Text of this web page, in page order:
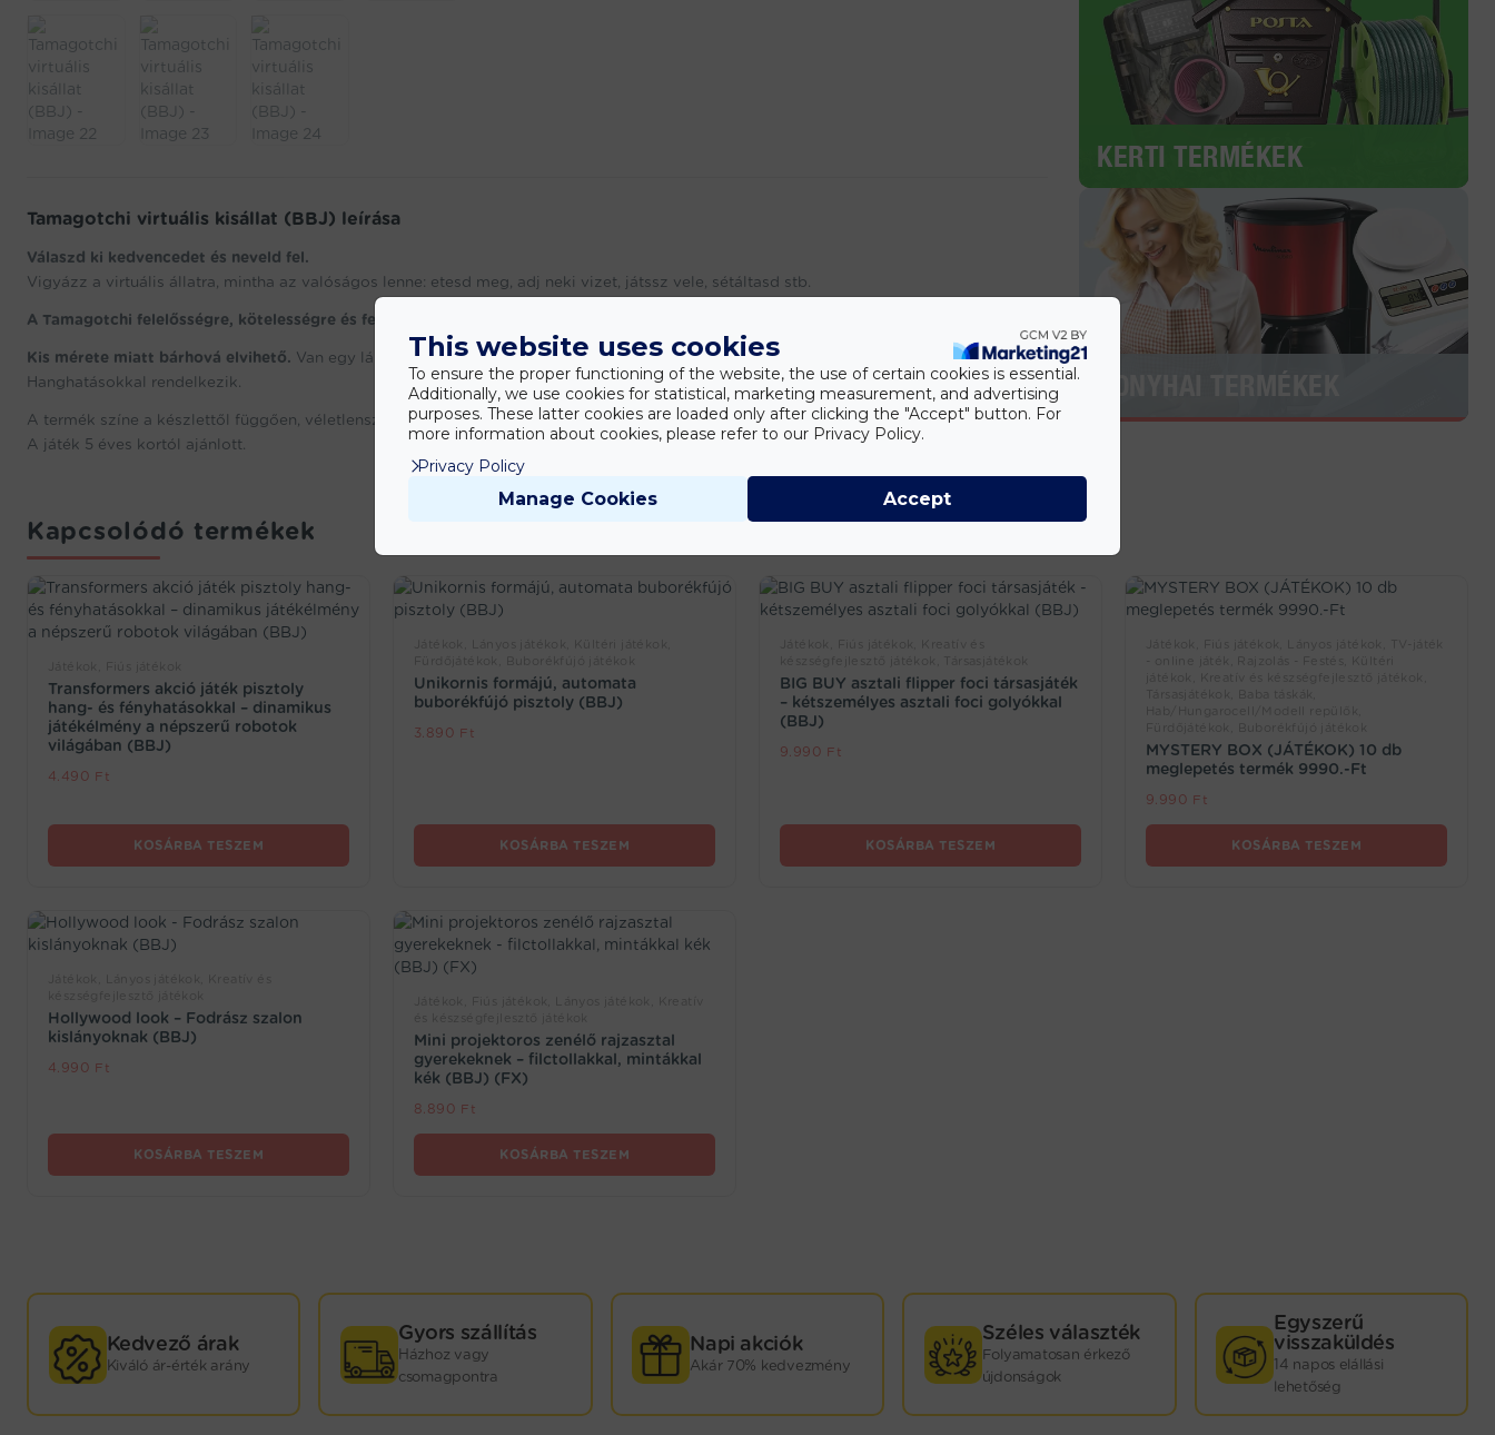
Tamagotchi virtuális kisállat (BBJ) leírása
Válaszd ki kedvencedet és neveld fel.
Vigyázz a virtuális állatra, mintha az valóságos lenne: etesd meg, adj neki vizet, játssz vele, sétáltasd stb.
A Tamagotchi felelősségre, kötelességre és fegyelemre tanít.
Kis mérete miatt bárhová elvihető. Van egy lánca, amelynek köszönhetően kulcstartóként használható.
Hanghatásokkal rendelkezik.
A termék színe a készlettől függően, véletlenszerűen kerül kiválasztásra (a kép illusztráció).
A játék 5 éves kortól ajánlott.
KERTI TERMÉKEK
Kapcsolódó termékek
Transformers akció játék pisztoly
hang- és fényhatásokkal – dinamikus
játékélmény a népszerű robotok
világában (BBJ)
4.490 Ft
KOSÁRBA TESZEM
Unikornis formájú, automata
buborékfújó pisztoly (BBJ)
3.890 Ft
KOSÁRBA TESZEM
BIG BUY asztali flipper foci társasjáték
– kétszemélyes asztali foci golyókkal
(BBJ)
9.990 Ft
KOSÁRBA TESZEM
MYSTERY BOX (JÁTÉKOK) 10 db
meglepetés termék 9990.-Ft
9.990 Ft
KOSÁRBA TESZEM
Hollywood look – Fodrász szalon
kislányoknak (BBJ)
4.990 Ft
KOSÁRBA TESZEM
Mini projektoros zenélő rajzasztal
gyerekeknek – filctollakkal, mintákkal
kék (BBJ) (FX)
8.890 Ft
KOSÁRBA TESZEM
GYORS
KISZÁLLÍTÁS!
Kedvező árak
Kiváló ár-érték arány
Gyors szállítás
Házhoz vagy
csomagpontra
Napi akciók
Akár 70% kedvezmény
Széles választék
Folyamatosan érkező
újdonságok
Egyszerű
visszaküldés
14 napos elállási
lehetőség
This website uses cookies
To ensure the proper functioning of the website, the use of certain cookies is essential.
Additionally, we use cookies for statistical, marketing measurement, and advertising
purposes. These latter cookies are loaded only after clicking the "Accept" button. For
more information about cookies, please refer to our Privacy Policy.
Privacy Policy
Manage Cookies Accept